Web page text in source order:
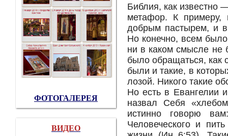
Библия, как известно
метафор. К примеру,
добрым пастырем, и
Но конечно, всем
ни в каком смысле не
было обращаться, как
были и такие, в
лозой. Никого такие
Но есть в Евангелии
назвал Себя
истинно говорю
Человеческого и
ФОТОГАЛЕРЕЯ
ВИДЕО